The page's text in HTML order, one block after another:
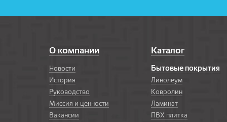
О компании
Новости
История
Руководство
Миссия и ценности
Вакансии
Каталог
Бытовые покрытия
Линолеум
Ковролин
Ламинат
ПВХ плитка